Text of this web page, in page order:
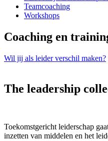
Teamcoaching
Workshops
Coaching en
Wil jij als leider verschil maken?
The leadership
Toekomstgericht leiderschap
inzetten van middelen en het